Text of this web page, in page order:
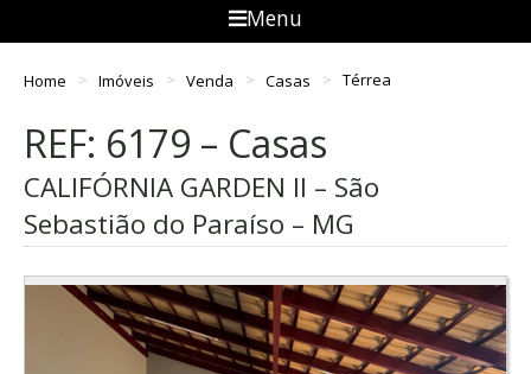
Menu
Home Imóveis Venda Casas Térrea
REF: 6179 – Casas
CALIFÓRNIA GARDEN II – São
Sebastião do Paraíso – MG